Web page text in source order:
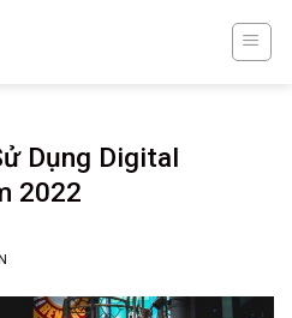
Dụng Digital
2022